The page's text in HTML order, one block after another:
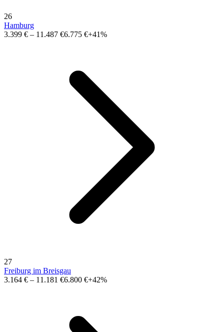
26
Hamburg
3.399 € – 11.487 €6.775 €+41%
27
Freiburg im Breisgau
3.164 € – 11.181 €6.800 €+42%